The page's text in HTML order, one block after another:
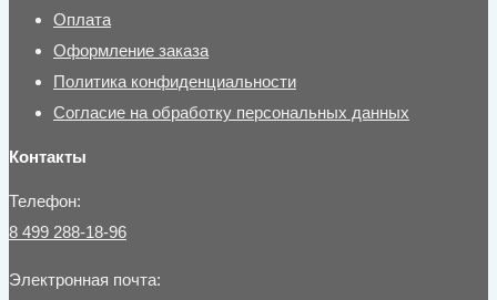
Оплата
Оформление заказа
Политика конфиденциальности
Согласие на обработку персональных данных
Контакты
Телефон:
8 499 288-18-96
Электронная почта: